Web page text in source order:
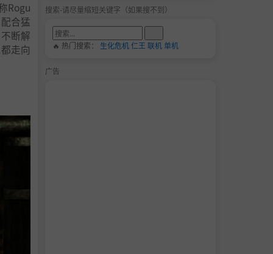
Rogu
合猛
断解
走向
搜索-请尽量缩短关键字（如果搜不到）
🔥 热门搜索： 生化危机仁王 联机单机
广告